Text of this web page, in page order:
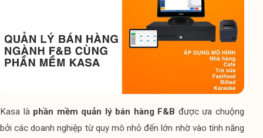
Kasa là phần mềm quản lý bán hàng F&B được ưa chuộng
bởi các doanh nghiệp từ quy mô nhỏ đến lớn nhờ vào tính năng